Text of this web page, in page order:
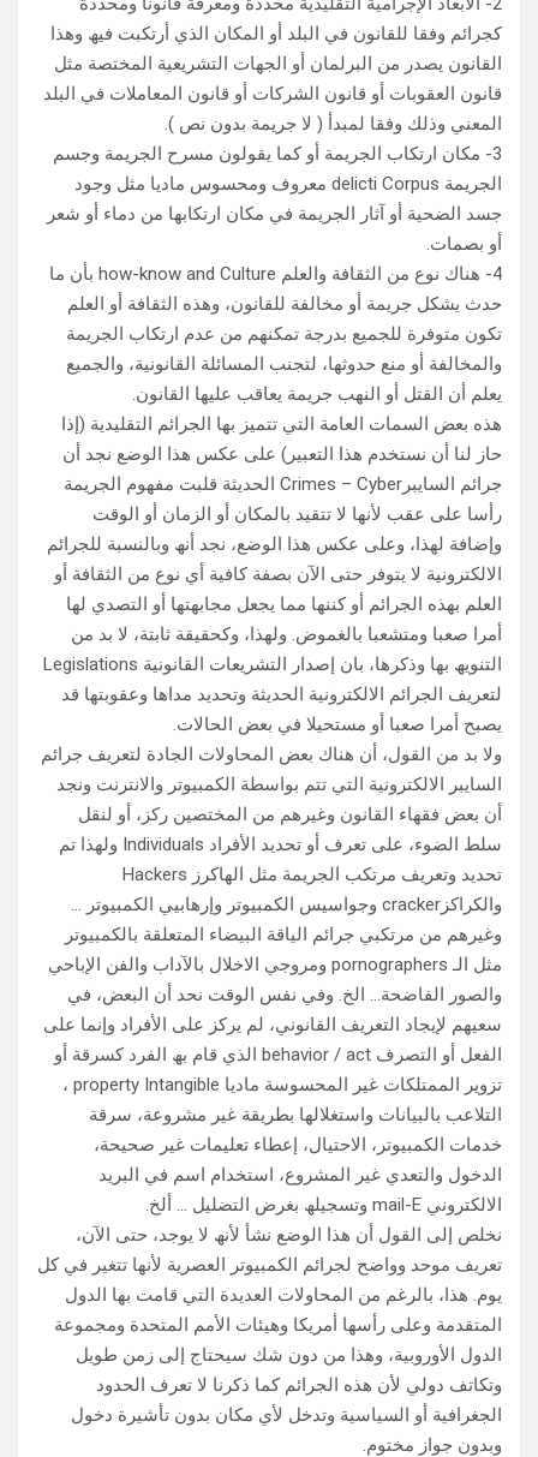
كجرائم وفقا للقانون في البلد أو المكان الذي أرتكبت فیھ وھذا
القانون یصدر من البرلمان أو الجھات التشریعیة المختصة مثل
قانون العقوبات أو قانون الشركات أو قانون المعاملات في البلد
المعني وذلك وفقا لمبدأ ( لا جریمة بدون نص ).
3- مكان ارتكاب الجریمة أو كما یقولون مسرح الجریمة وجسم
الجریمة delicti Corpus معروف ومحسوس مادیا مثل وجود
جسد الضحیة أو آثار الجریمة في مكان ارتكابھا من دماء أو شعر
أو بصمات.
4- ھناك نوع من الثقافة والعلم how-know and Culture بأن ما
حدث یشكل جریمة أو مخالفة للقانون، وھذه الثقافة أو العلم
تكون متوفرة للجمیع بدرجة تمكنھم من عدم ارتكاب الجریمة
والمخالفة أو منع حدوثھا، لتجنب المسائلة القانونیة، والجمیع
یعلم أن القتل أو النھب جریمة یعاقب علیھا القانون.
ھذه بعض السمات العامة التي تتمیز بھا الجرائم التقلیدیة (إذا
حاز لنا أن نستخدم ھذا التعبیر) على عكس ھذا الوضع نجد أن
جرائم السایبرCrimes – Cyber الحدیثة قلبت مفھوم الجریمة
رأسا على عقب لأنھا لا تتقید بالمكان أو الزمان أو الوقت
وإضافة لھذا، وعلى عكس ھذا الوضع، نجد أنھ وبالنسبة للجرائم
الالكترونیة لا یتوفر حتى الآن بصفة كافیة أي نوع من الثقافة أو
العلم بھذه الجرائم أو كننھا مما یجعل مجابھتھا أو التصدي لھا
أمرا صعبا ومتشعبا بالغموض. ولھذا، وكحقیقة ثابتة، لا بد من
التنویھ بھا وذكرھا، بان إصدار التشریعات القانونیة Legislations
لتعریف الجرائم الالكترونیة الحدیثة وتحدید مداھا وعقوبتھا قد
یصبح أمرا صعبا أو مستحیلا في بعض الحالات.
ولا بد من القول، أن ھناك بعض المحاولات الجادة لتعریف جرائم
السایبر الالكترونیة التي تتم بواسطة الكمبیوتر والانترنت ونجد
أن بعض فقھاء القانون وغیرھم من المختصین ركز، أو لنقل
سلط الضوء، على تعرف أو تحدید الأفراد Individuals ولھذا تم
تحدید وتعریف مرتكب الجریمة مثل الھاكرز Hackers
والكراكزcracker وجواسیس الكمبیوتر وإرھابیي الكمبیوتر …
وغیرھم من مرتكبي جرائم الیاقة البیضاء المتعلقة بالكمبیوتر
مثل الـ pornographers ومروجي الاخلال بالآداب والفن الإباحي
والصور الفاضحة… الخ. وفي نفس الوقت نحد أن البعض، في
سعیھم لإیجاد التعریف القانوني، لم یركز على الأفراد وإنما على
الفعل أو التصرف behavior / act الذي قام بھ الفرد كسرقة أو
تزویر الممتلكات غیر المحسوسة مادیا property Intangible ،
التلاعب بالبیانات واستغلالھا بطریقة غیر مشروعة، سرقة
خدمات الكمبیوتر، الاحتیال، إعطاء تعلیمات غیر صحیحة،
الدخول والتعدي غیر المشروع، استخدام اسم في البرید
الالكتروني mail-E وتسجیلھ بغرض التضلیل … ألخ.
نخلص إلى القول أن ھذا الوضع نشأ لأنھ لا یوجد، حتى الآن،
تعریف موحد وواضح لجرائم الكمبیوتر العصریة لأنھا تتغیر في كل
یوم. ھذا، بالرغم من المحاولات العدیدة التي قامت بھا الدول
المتقدمة وعلى رأسھا أمریكا وھیئات الأمم المتحدة ومجموعة
الدول الأوروبیة، وھذا من دون شك سیحتاج إلى زمن طویل
وتكاتف دولي لأن ھذه الجرائم كما ذكرنا لا تعرف الحدود
الجغرافیة أو السیاسیة وتدخل لأي مكان بدون تأشیرة دخول
وبدون جواز مختوم.